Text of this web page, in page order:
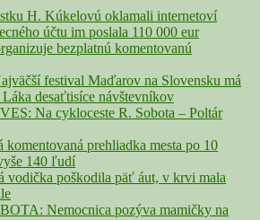
H. Kúkelovú oklamali internetoví
účtu im poslala 110 000 eur
bezplatnú komentovanú
festival Maďarov na Slovensku má
desaťtisíce návštevníkov
Na cykloceste R. Sobota – Poltár
prehliadka mesta po 10
140 ľudí
poškodila päť áut, v krvi mala
Nemocnica pozýva mamičky na